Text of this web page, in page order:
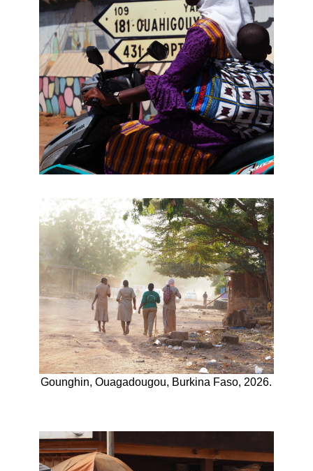
Gounghin, Ouagadougou, Burkina Faso, 2026.